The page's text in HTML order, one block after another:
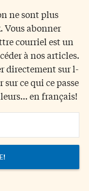
ne sont plus
Vous abonner
courriel est un
à nos articles.
directement sur l-
ce qui ce passe
en français!